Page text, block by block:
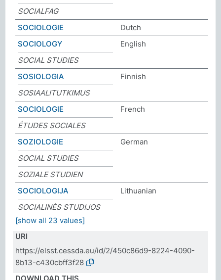
SOCIALFAG
SOCIOLOGIE
Dutch
SOCIOLOGY
English
SOCIAL STUDIES
SOSIOLOGIA
Finnish
SOSIAALITUTKIMUS
SOCIOLOGIE
French
ÉTUDES SOCIALES
SOZIOLOGIE
German
SOCIAL STUDIES
SOZIALE STUDIEN
SOCIOLOGIJA
Lithuanian
SOCIALINĖS STUDIJOS
[show all 23 values]
URI
https://elsst.cessda.eu/id/2/450c86d9-8224-4090-
8b13-c430cbff3f28
DOWNLOAD THIS